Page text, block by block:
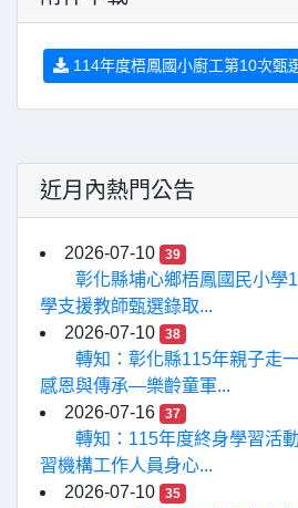
114年度梧鳳國小廚工第10次甄
近月內熱門公告
2026-07-10 39
彰化縣埔心鄉梧鳳國民小學
學支援教師甄選錄取...
2026-07-10
38
轉知：彰化縣115年親子走
感恩與傳承—樂齡童軍...
2026-07-16
37
轉知：115年度終身學習活
習機構工作人員身心...
2026-07-10
35